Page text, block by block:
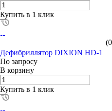
Купить в 1 клик
Дефибриллятор DIXION HD-1
По запросу
В корзину
Купить в 1 клик